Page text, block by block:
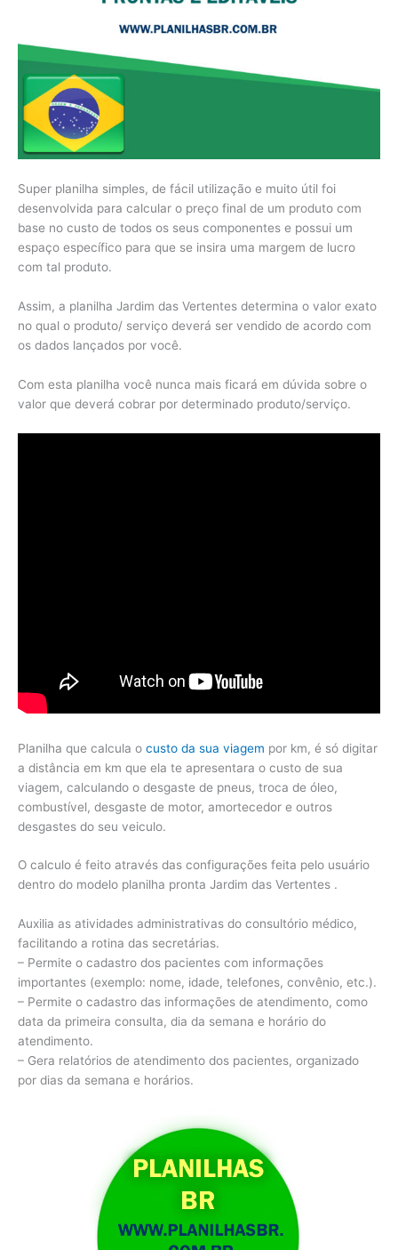
Super planilha simples, de fácil utilização e muito útil foi
desenvolvida para calcular o preço final de um produto com
base no custo de todos os seus componentes e possui um
espaço específico para que se insira uma margem de lucro
com tal produto.
Assim, a planilha Jardim das Vertentes determina o valor exato
no qual o produto/ serviço deverá ser vendido de acordo com
os dados lançados por você.
Com esta planilha você nunca mais ficará em dúvida sobre o
valor que deverá cobrar por determinado produto/serviço.
Planilha que calcula o custo da sua viagem por km, é só digitar
a distância em km que ela te apresentara o custo de sua
viagem, calculando o desgaste de pneus, troca de óleo,
combustível, desgaste de motor, amortecedor e outros
desgastes do seu veiculo.
O calculo é feito através das configurações feita pelo usuário
dentro do modelo planilha pronta Jardim das Vertentes .
Auxilia as atividades administrativas do consultório médico,
facilitando a rotina das secretárias.
– Permite o cadastro dos pacientes com informações
importantes (exemplo: nome, idade, telefones, convênio, etc.).
– Permite o cadastro das informações de atendimento, como
data da primeira consulta, dia da semana e horário do
atendimento.
– Gera relatórios de atendimento dos pacientes, organizado
por dias da semana e horários.